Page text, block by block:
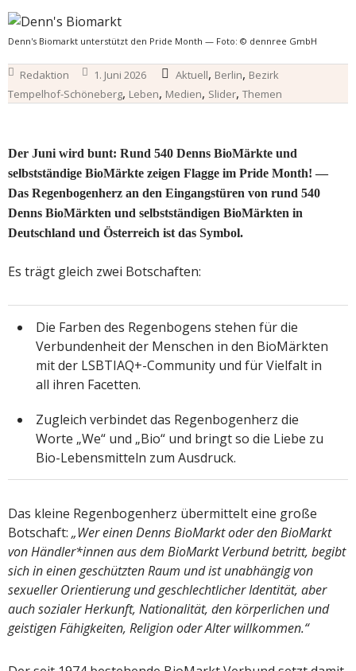
Denn's Biomarkt unterstützt den Pride Month — Foto: © dennree GmbH
Redaktion 1. Juni 2026 Aktuell, Berlin, Bezirk
Tempelhof-Schöneberg, Leben, Medien, Slider, Themen
Der Juni wird bunt: Rund 540 Denns BioMärkte und
selbstständige BioMärkte zeigen Flagge im Pride Month! —
Das Regenbogenherz an den Eingangstüren von rund 540
Denns BioMärkten und selbstständigen BioMärkten in
Deutschland und Österreich ist das Symbol.
Es trägt gleich zwei Botschaften:
Die Farben des Regenbogens stehen für die
Verbundenheit der Menschen in den BioMärkten
mit der LSBTIAQ+-Community und für Vielfalt in
all ihren Facetten.
Zugleich verbindet das Regenbogenherz die
Worte „We“ und „Bio“ und bringt so die Liebe zu
Bio-Lebensmitteln zum Ausdruck.
Das kleine Regenbogenherz übermittelt eine große
Botschaft: „Wer einen Denns BioMarkt oder den BioMarkt
von Händler*innen aus dem BioMarkt Verbund betritt, begibt
sich in einen geschützten Raum und ist unabhängig von
sexueller Orientierung und geschlechtlicher Identität, aber
auch sozialer Herkunft, Nationalität, den körperlichen und
geistigen Fähigkeiten, Religion oder Alter willkommen.“